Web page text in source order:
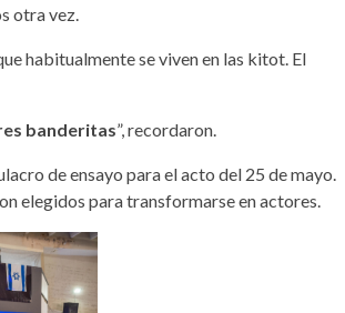
otra vez.
habitualmente se viven en las kitot. El
banderitas”, recordaron.
de ensayo para el acto del 25 de mayo.
elegidos para transformarse en actores.